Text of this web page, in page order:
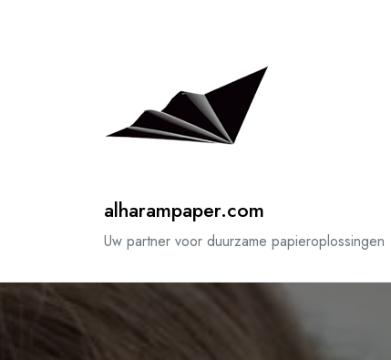
alharampaper.com
Uw partner voor duurzame papieroplossingen